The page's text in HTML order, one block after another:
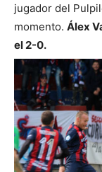
jugador del
momento. Álex
el 2-0.